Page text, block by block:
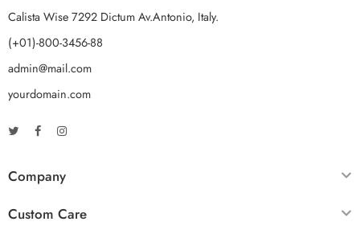
Calista Wise 7292 Dictum Av.Antonio, Italy.
(+01)-800-3456-88
admin@mail.com
yourdomain.com
Company
Custom Care